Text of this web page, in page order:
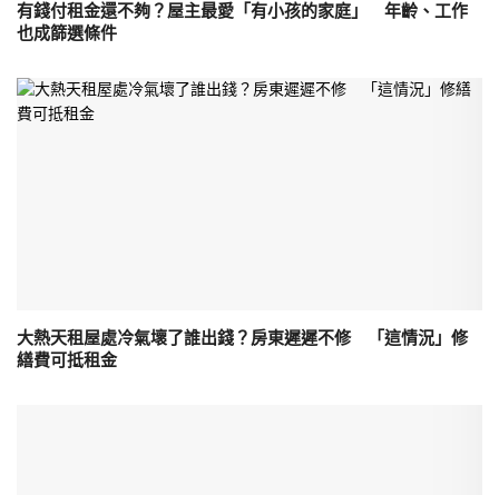
有錢付租金還不夠？屋主最愛「有小孩的家庭」 年齡、工作
也成篩選條件
大熱天租屋處冷氣壞了誰出錢？房東遲遲不修 「這情況」修
繕費可抵租金